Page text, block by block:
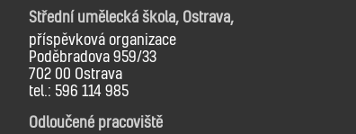
Střední umělecká škola, Ostrava,
příspěvková organizace
Poděbradova 959/33
702 00 Ostrava
tel.: 596 114 985
Odloučené pracoviště